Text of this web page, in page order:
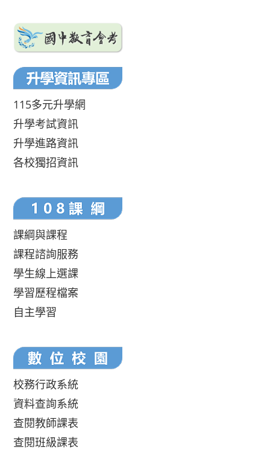
115多元升學網
升學考試資訊
升學進路資訊
各校獨招資訊
課綱與課程
課程諮詢服務
學生線上選課
學習歷程檔案
自主學習
校務行政系統
資料查詢系統
查閱教師課表
查閱班級課表